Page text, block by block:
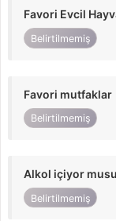
Favori Evcil
Belirtilmemiş
Favori mutfaklar
Belirtilmemiş
Alkol içiyor
Belirtilmemiş